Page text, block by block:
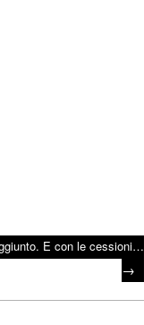
E con le cessioni…
→